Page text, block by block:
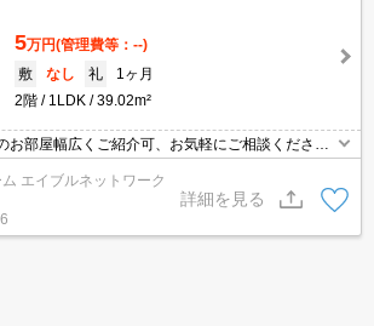
5万円(管理費等：--)
敷
なし 礼
1ヶ月
2階
1LDK 39.02m²
お部屋幅広くご紹介可、お気軽にご相談くださ
どでご自宅からオンライン内見可能です。インタ
を使わないオール電化なので事故のリスクを軽減
エイブルネットワーク
詳細を見る